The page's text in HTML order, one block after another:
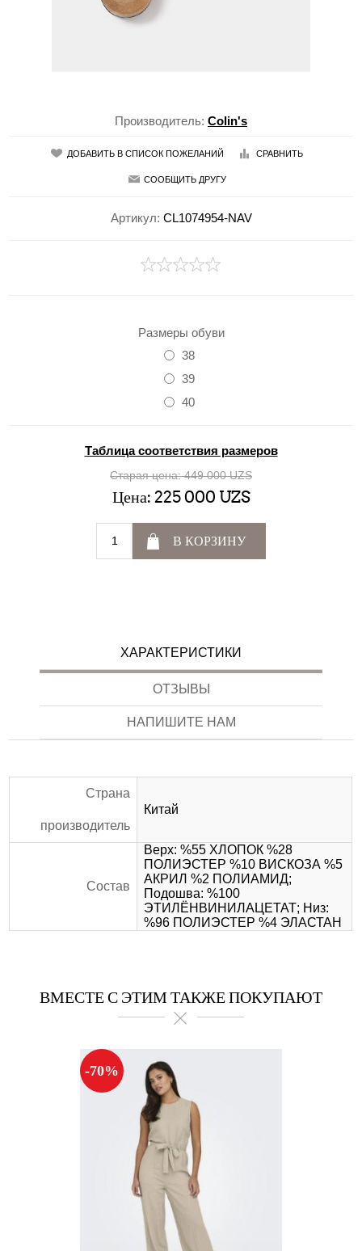
Производитель: Colin's
ДОБАВИТЬ В СПИСОК ПОЖЕЛАНИЙ СРАВНИТЬ
СООБЩИТЬ ДРУГУ
Артикул: CL1074954-NAV
Размеры обуви
38
39
40
Таблица соответствия размеров
Старая цена: 449 000 UZS
Цена: 225 000 UZS
В КОРЗИНУ
ХАРАКТЕРИСТИКИ
ОТЗЫВЫ
НАПИШИТЕ НАМ
Страна
производитель
Китай
Состав
Верх: %55 ХЛОПОК %28
ПОЛИЭСТЕР %10 ВИСКОЗА %5
АКРИЛ %2 ПОЛИАМИД;
Подошва: %100
ЭТИЛЁНВИНИЛАЦЕТАТ; Низ:
%96 ПОЛИЭСТЕР %4 ЭЛАСТАН
ВМЕСТЕ С ЭТИМ ТАКЖЕ ПОКУПАЮТ
-70%